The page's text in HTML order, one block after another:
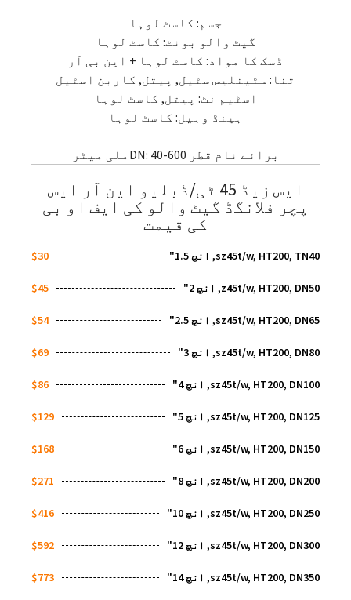
جسم: کاسٹ لوہا
گیٹ والو بونٹ: کاسٹ لوہا
ڈسک کا مواد: کاسٹ لوہا + این بی آر
تنا: سٹینلیس سٹیل, پیتل, کاربن اسٹیل
اسٹیم نٹ: پیتل, کاسٹ لوہا
ہینڈ وہیل: کاسٹ لوہا
برائے نام قطر DN: 40-600ملی میٹر
ایس زیڈ 45 ٹی/ڈبلیو این آر ایس
پچر فلانگڈ گیٹ والو کی ایف او بی
کی قیمت
sz45t/w, HT200, TN40, انچ 1.5" $30
z45t/w, HT200, DN50, انچ 2" $45
sz45t/w, HT200, DN65, انچ 2.5" $54
sz45t/w, HT200, DN80, انچ 3" $69
sz45t/w, HT200, DN100, انچ 4" $86
sz45t/w, HT200, DN125, انچ 5" $129
sz45t/w, HT200, DN150, انچ 6" $168
sz45t/w, HT200, DN200, انچ 8" $271
sz45t/w, HT200, DN250, انچ 10" $416
sz45t/w, HT200, DN300, انچ 12" $592
sz45t/w, HT200, DN350, انچ 14" $773